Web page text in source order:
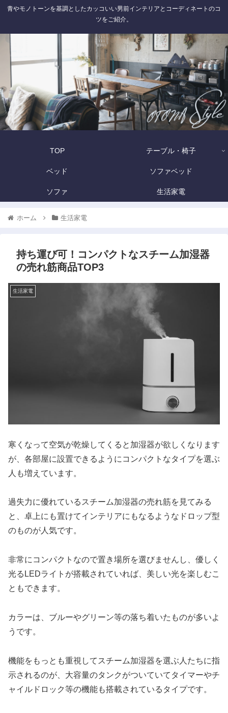
青やモノトーンを基調としたカッコいい男前インテリアとコーディネートのコ
ツをご紹介。
TOP テーブル・椅子
ベッド ソファベッド
ソファ 生活家電
ホーム 生活家電
持ち運び可！コンパクトなスチーム加湿器
の売れ筋商品TOP3
生活家電
寒くなって空気が乾燥してくると加湿器が欲しくなります
が、各部屋に設置できるようにコンパクトなタイプを選ぶ
人も増えています。
過失力に優れているスチーム加湿器の売れ筋を見てみる
と、卓上にも置けてインテリアにもなるようなドロップ型
のものが人気です。
非常にコンパクトなので置き場所を選びませんし、優しく
光るLEDライトが搭載されていれば、美しい光を楽しむこ
ともできます。
カラーは、ブルーやグリーン等の落ち着いたものが多いよ
うです。
機能をもっとも重視してスチーム加湿器を選ぶ人たちに指
示されるのが、大容量のタンクがついていてタイマーやチ
ャイルドロック等の機能も搭載されているタイプです。